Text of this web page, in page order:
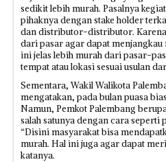
sedikit lebih murah. Pasalnya
pihaknya dengan stake holder
dan distributor-distributor.
dari pasar agar dapat
ini jelas lebih murah dari pasar-
tempat atau lokasi sesuai usulan
Sementara, Wakil Walikota
mengatakan, pada bulan puasa
Namun, Pemkot Palembang
salah satunya dengan cara seperti
“Disini masyarakat bisa
murah. Hal ini juga agar dapat
katanya.